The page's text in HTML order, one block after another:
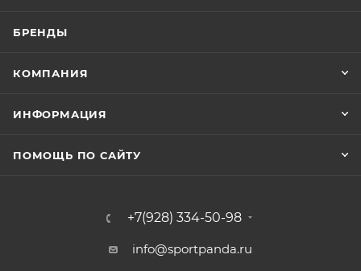
БРЕНДЫ
КОМПАНИЯ
ИНФОРМАЦИЯ
ПОМОЩЬ ПО САЙТУ
+7(928) 334-50-98
info@sportpanda.ru